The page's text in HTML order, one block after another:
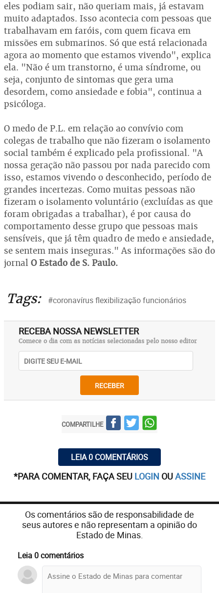
eles podiam sair, não queriam mais, já estavam
muito adaptados. Isso acontecia com pessoas que
trabalhavam em faróis, com quem ficava em
missões em submarinos. Só que está relacionada
agora ao momento que estamos vivendo", explica
ela. "Não é um transtorno, é uma síndrome, ou
seja, conjunto de sintomas que gera uma
desordem, como ansiedade e fobia", continua a
psicóloga.
O medo de P.L. em relação ao convívio com
colegas de trabalho que não fizeram o isolamento
social também é explicado pela profissional. "A
nossa geração não passou por nada parecido com
isso, estamos vivendo o desconhecido, período de
grandes incertezas. Como muitas pessoas não
fizeram o isolamento voluntário (excluídas as que
foram obrigadas a trabalhar), é por causa do
comportamento desse grupo que pessoas mais
sensíveis, que já têm quadro de medo e ansiedade,
se sentem mais inseguras." As informações são do
jornal O Estado de S. Paulo.
Tags: #coronavírus flexibilização funcionários
RECEBA NOSSA NEWSLETTER
Comece o dia com as notícias selecionadas pelo nosso editor
RECEBER
COMPARTILHE
LEIA 0 COMENTÁRIOS
*PARA COMENTAR, FAÇA SEU LOGIN OUASSINE
Os comentários são de responsabilidade de
seus autores e não representam a opinião do
Estado de Minas.
Leia 0 comentários